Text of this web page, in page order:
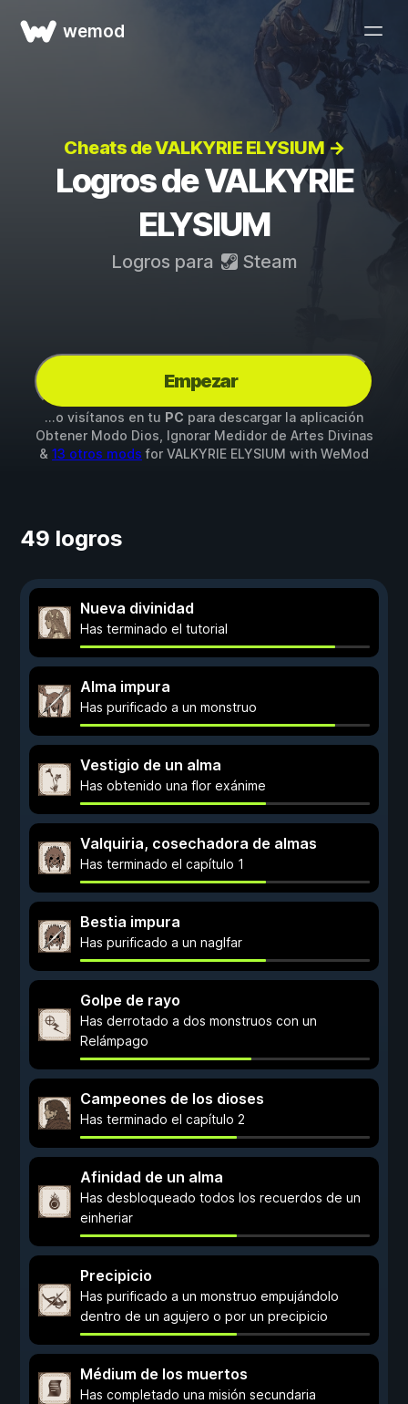
wemod
Cheats de VALKYRIE ELYSIUM →
Logros de VALKYRIE
ELYSIUM
Logros para Steam
Empezar
...o visítanos en tu PC para descargar la aplicación
Obtener Modo Dios, Ignorar Medidor de Artes Divinas
& 13 otros mods for VALKYRIE ELYSIUM with WeMod
49 logros
Nueva divinidad
Has terminado el tutorial
Alma impura
Has purificado a un monstruo
Vestigio de un alma
Has obtenido una flor exánime
Valquiria, cosechadora de almas
Has terminado el capítulo 1
Bestia impura
Has purificado a un naglfar
Golpe de rayo
Has derrotado a dos monstruos con un
Relámpago
Campeones de los dioses
Has terminado el capítulo 2
Afinidad de un alma
Has desbloqueado todos los recuerdos de un
einheriar
Precipicio
Has purificado a un monstruo empujándolo
dentro de un agujero o por un precipicio
Médium de los muertos
Has completado una misión secundaria